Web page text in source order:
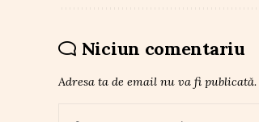
Niciun comentariu
Adresa ta de email nu va fi publicată.